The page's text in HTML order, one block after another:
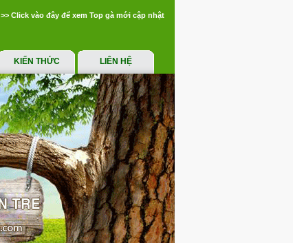
>> Click vào đây để xem Top gà mới cập nhật
KIẾN THỨC LIÊN HỆ